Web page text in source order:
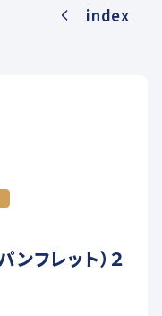
index
フレット）２